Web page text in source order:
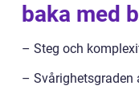
baka med
– Steg och
– Svårighetsgraden